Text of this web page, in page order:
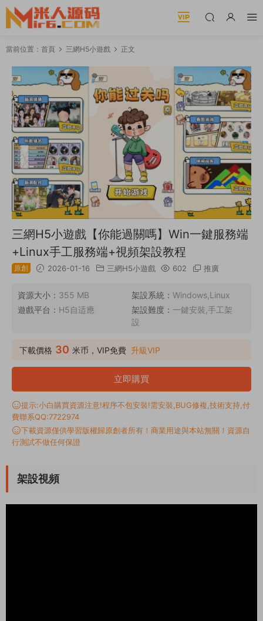
當前位置： 首頁 三網H5小遊戲 正文
三網H5小遊戲【你能過關嗎】Win一鍵服務端
+Linux手工服務端+視頻架設教程
原創 2026-01-16 三網H5小遊戲 602 推廣
資源大小： 355 MB 架設系統： Windows,Linux
遊戲平台： H5自适應 架設難度： 一鍵安裝,手工架
設
下載價格 30 米币，VIP免費 升級VIP
立即購買
提示:小白購買資源注意!程序不包安裝!需安裝,BUG修複,技術支持,付
費聯系QQ:7722974
下載資源僅供學習版權歸原創者所有！商業用途與本站無關！資源自
行測試不做任何保證
架設視頻